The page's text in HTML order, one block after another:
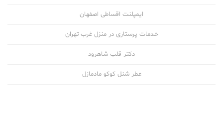
ایمپلنت اقساطی اصفهان
خدمات پرستاری در منزل غرب تهران
دکتر قلب شاهرود
عطر شنل کوکو مادمازل